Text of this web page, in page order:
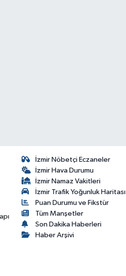
İzmir Nöbetçi Eczaneler
İzmir Hava Durumu
İzmir Namaz Vakitleri
İzmir Trafik Yoğunluk Haritası
Puan Durumu ve Fikstür
Tüm Manşetler
Son Dakika Haberleri
Haber Arşivi